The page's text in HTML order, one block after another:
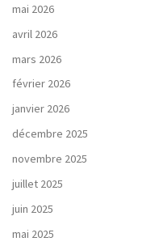
mai 2026
avril 2026
mars 2026
février 2026
janvier 2026
décembre 2025
novembre 2025
juillet 2025
juin 2025
mai 2025